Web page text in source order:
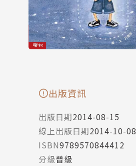
出版資訊
出版日期2014-08-15
線上出版日期2014-10-08
ISBN9789570844412
分級普級